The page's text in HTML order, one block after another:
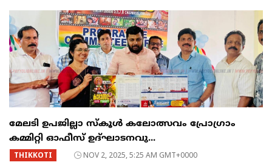
മേലടി ഉപജില്ലാ സ്കൂൾ കലോത്സവം പ്രോഗ്രാം
കമ്മിറ്റി ഓഫീസ് ഉദ്ഘാടനവു...
THIKKOTI NOV 2, 2025, 5:25 AM GMT+0000